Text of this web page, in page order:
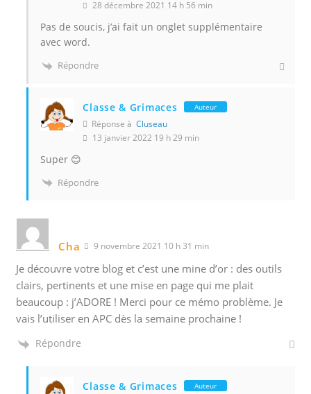
28 décembre 2021 14 h 56 min
Pas de soucis, j’ai fait un onglet supplémentaire
avec word.
Répondre
Classe & Grimaces Auteur
Réponse àCluseau
13 janvier 2022 19 h 29 min
Super 😊
Répondre
Cha 9 novembre 2021 10 h 31 min
Je découvre votre blog et c’est une mine d’or : des outils
clairs, pertinents et une mise en page qui me plait
beaucoup : j’ADORE ! Merci pour ce mémo problème. Je
vais l’utiliser en APC dès la semaine prochaine !
Répondre
Classe & Grimaces Auteur